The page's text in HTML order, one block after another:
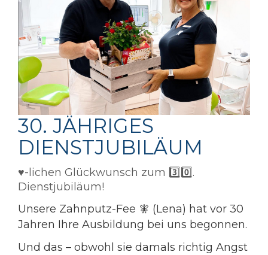
30. JÄHRIGES
DIENSTJUBILÄUM
♥️-lichen Glückwunsch zum 3️⃣0️⃣.
Dienstjubiläum!
Unsere Zahnputz-Fee 🧚 (Lena) hat vor 30
Jahren Ihre Ausbildung bei uns begonnen.
Und das – obwohl sie damals richtig Angst